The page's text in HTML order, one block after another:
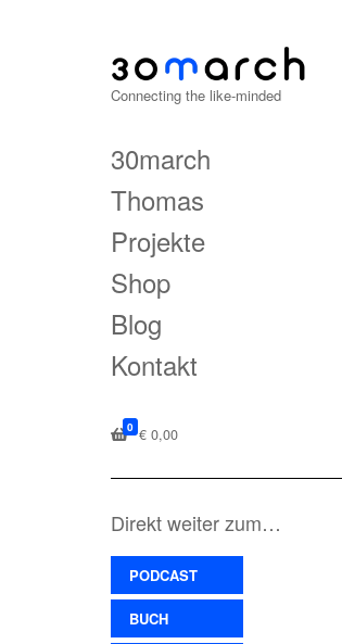
Connecting the like-minded
30march
Thomas
Projekte
Shop
Blog
Kontakt
0 € 0,00
Direkt weiter zum…
PODCAST
BUCH